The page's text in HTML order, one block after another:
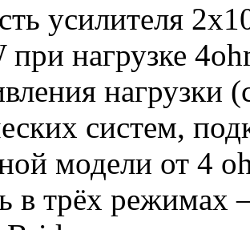
усилителя
при нагрузке
нагрузки
систем,
модели от 4
в трёх